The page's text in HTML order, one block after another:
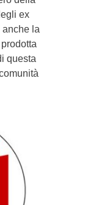
ex
la
questa